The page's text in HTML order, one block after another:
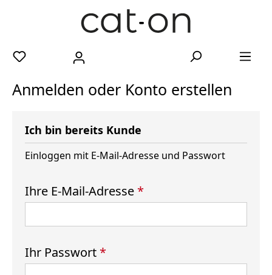
Anmelden oder Konto erstellen
Ich bin bereits Kunde
Einloggen mit E-Mail-Adresse und Passwort
Ihre E-Mail-Adresse *
Ihr Passwort *